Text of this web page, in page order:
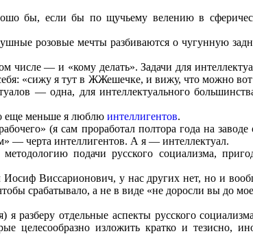
бы, если бы по щучьему велению в
розовые мечты разбиваются о чугунную
числе — и «кому делать». Задачи для
«сижу я тут в ЖЖешечке, и вижу, что можно
— одна, для интеллектуального
еще меньше я люблюинтеллигентов.
(я сам проработал полтора года на
— черта интеллигентов. А я — интеллектуал.
подачи русского социализма,
Виссарионович, у нас других нет, но и
срабатывало, а не в виде «не доросли вы до
разберу отдельные аспекты русского
целесообразно изложить кратко и тезисно,